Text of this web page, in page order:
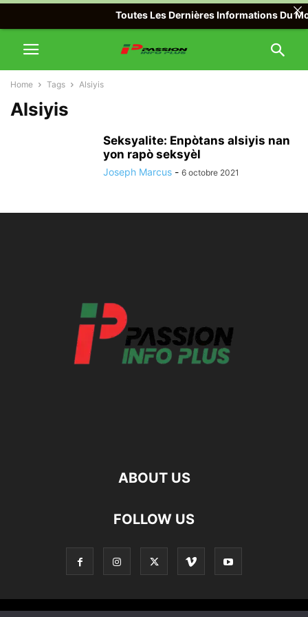
Home Tags Alsiyis
Alsiyis
Seksyalite: Enpòtans alsiyis nan
yon rapò seksyèl
Joseph Marcus - 6 octobre 2021
ABOUT US
FOLLOW US
Toutes Les Dernières Informations Du